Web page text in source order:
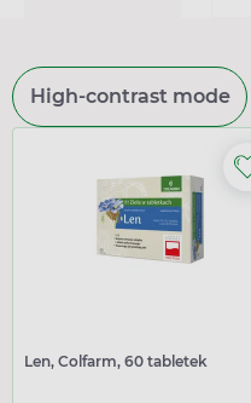
High-contrast mode
Len, Colfarm, 60 tabletek